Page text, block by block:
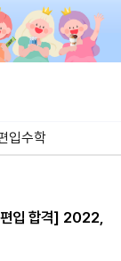
입수학
입 합격] 2022,